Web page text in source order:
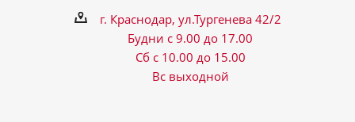
г. Краснодар, ул.Тургенева 42/2
Будни с 9.00 до 17.00
Сб с 10.00 до 15.00
Вс выходной